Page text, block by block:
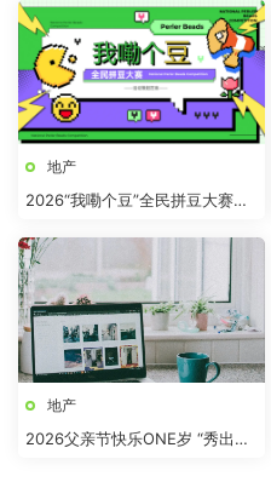
地产
2026“我嘞个豆”全民拼豆大赛主
地产
2026父亲节快乐ONE岁 “秀出爸